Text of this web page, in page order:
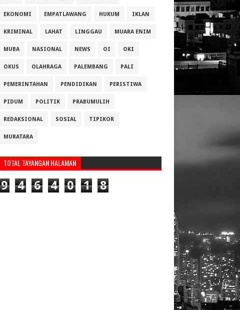
EKONOMI EMPATLAWANG HUKUM IKLAN
KRIMINAL LAHAT LINGGAU MUARA ENIM
MUBA NASIONAL NEWS OI OKI
OKUS OLAHRAGA PALEMBANG PALI
PEMERINTAHAN PENDIDIKAN PERISTIWA
PIDUM POLITIK PRABUMULIH
REDAKSIONAL SOSIAL TIPIKOR
MURATARA
TOTAL TAYANGAN HALAMAN
9 4 6 4 0 1 8